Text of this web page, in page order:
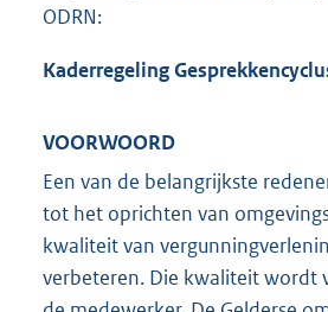
ODRN:
Kaderregeling
VOORWOORD
Een van de belangrijkste
tot het oprichten van
kwaliteit van
verbeteren. Die kwaliteit wordt